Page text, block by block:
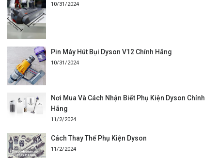
10/31/2024
Pin Máy Hút Bụi Dyson V12 Chính Hãng
10/31/2024
Nơi Mua Và Cách Nhận Biết Phụ Kiện Dyson Chính
Hãng
11/2/2024
Cách Thay Thế Phụ Kiện Dyson
11/2/2024